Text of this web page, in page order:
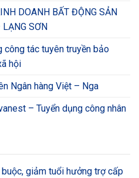
DOANH BẤT ĐỘNG SẢN
LẠNG SƠN
công tác tuyên truyền bảo
hội
Ngân hàng Việt – Nga
– Tuyển dụng công nhân
giảm tuổi hưởng trợ cấp